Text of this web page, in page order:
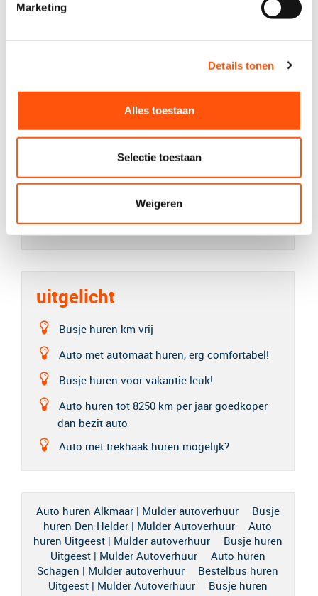
Marketing
Details tonen
Alles toestaan
Selectie toestaan
Weigeren
uitgelicht
Busje huren km vrij
Auto met automaat huren, erg comfortabel!
Busje huren voor vakantie leuk!
Auto huren tot 8250 km per jaar goedkoper
dan bezit auto
Auto met trekhaak huren mogelijk?
Auto huren Alkmaar | Mulder autoverhuur
Busje
huren Den Helder | Mulder Autoverhuur
Auto
huren Uitgeest | Mulder autoverhuur
Busje huren
Uitgeest | Mulder Autoverhuur
Auto huren
Schagen | Mulder autoverhuur
Bestelbus huren
Uitgeest | Mulder Autoverhuur
Busje huren